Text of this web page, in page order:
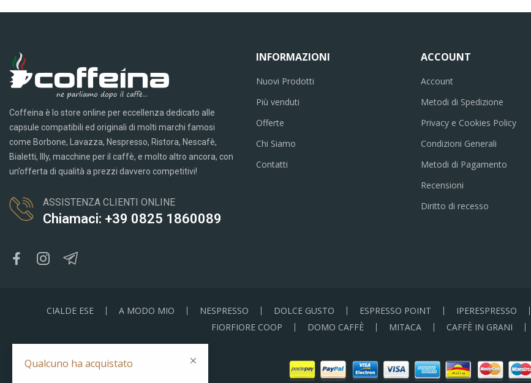
Coffeina è lo store online per eccellenza dedicato alle
capsule compatibili ed originali di molti marchi famosi
come Borbone, Lavazza, Nespresso, Ristora, Nescafè,
Bialetti, Illy, macchine per il caffè, e molto altro ancora, con
un’offerta di qualità a prezzi davvero competitivi!
ASSISTENZA CLIENTI ONLINE
Chiamaci: +39 0825 1860089
INFORMAZIONI
Nuovi Prodotti
Più venduti
Offerte
Chi Siamo
Contatti
ACCOUNT
Account
Metodi di Spedizione
Privacy e Cookies Policy
Condizioni Generali
Metodi di Pagamento
Recensioni
Diritto di recesso
CIALDE ESE A MODO MIO NESPRESSO DOLCE GUSTO ESPRESSO POINT IPERESPRESSO
FIORFIORE COOP
DOMO CAFFÈ MITACA CAFFÈ IN GRANI
Qualcuno ha acquistato